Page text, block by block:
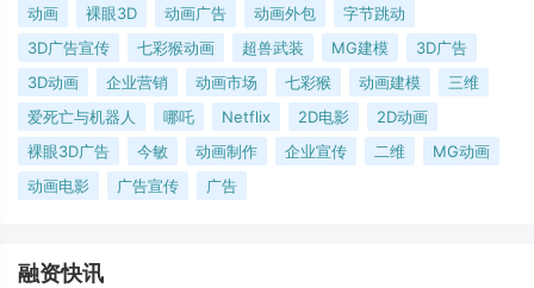
动画 裸眼3D 动画广告 动画外包
字节跳动
3D广告宣传
七彩猴动画 超兽武装 MG建模
3D广告
3D动画
企业营销 动画市场 七彩猴 动画建模
三维
爱死亡与机器人
哪吒 Netflix 2D电影
2D动画
裸眼3D广告
今敏 动画制作 企业宣传 二维
MG动画
动画电影
广告宣传 广告
融资快讯